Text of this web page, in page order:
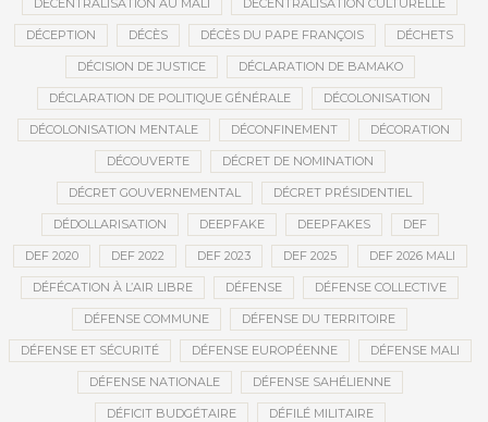
DÉCENTRALISATION AU MALI DÉCENTRALISATION CULTURELLE
DÉCEPTION DÉCÈS DÉCÈS DU PAPE FRANÇOIS DÉCHETS
DÉCISION DE JUSTICE DÉCLARATION DE BAMAKO
DÉCLARATION DE POLITIQUE GÉNÉRALE DÉCOLONISATION
DÉCOLONISATION MENTALE DÉCONFINEMENT DÉCORATION
DÉCOUVERTE DÉCRET DE NOMINATION
DÉCRET GOUVERNEMENTAL DÉCRET PRÉSIDENTIEL
DÉDOLLARISATION DEEPFAKE DEEPFAKES DEF
DEF 2020 DEF 2022 DEF 2023 DEF 2025 DEF 2026 MALI
DÉFÉCATION À L’AIR LIBRE DÉFENSE DÉFENSE COLLECTIVE
DÉFENSE COMMUNE DÉFENSE DU TERRITOIRE
DÉFENSE ET SÉCURITÉ DÉFENSE EUROPÉENNE DÉFENSE MALI
DÉFENSE NATIONALE DÉFENSE SAHÉLIENNE
DÉFICIT BUDGÉTAIRE DÉFILÉ MILITAIRE